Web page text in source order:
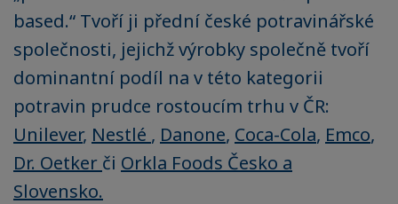
based.“ Tvoří ji přední české potravinářské
společnosti, jejichž výrobky společně tvoří
dominantní podíl na v této kategorii
potravin prudce rostoucím trhu v ČR:
Unilever, Nestlé , Danone, Coca-Cola, Emco,
Dr. Oetker či Orkla Foods Česko a
Slovensko.